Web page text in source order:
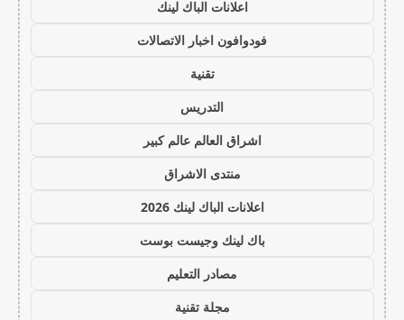
اعلانات الباك لينك
فودوافون اخبار الاتصالات
تقنية
التدريس
اشراق العالم عالم كبير
منتدى الاشراق
اعلانات الباك لينك 2026
باك لينك وجيست بوست
مصادر التعليم
مجلة تقنية